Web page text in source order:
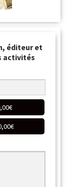
éditeur et
activités
€
€